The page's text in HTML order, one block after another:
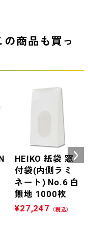
商品も買っ
HEIKO 紙袋 窓
付袋(内側ラミ
ネート) No.6 白
無地 1000枚
¥27,247 （税込）